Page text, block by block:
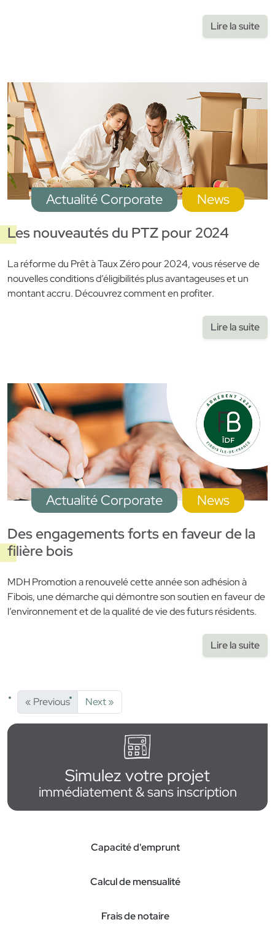
Lire la suite
Actualité Corporate News
Les nouveautés du PTZ pour 2024
La réforme du Prêt à Taux Zéro pour 2024, vous réserve de
nouvelles conditions d’éligibilités plus avantageuses et un
montant accru. Découvrez comment en profiter.
Lire la suite
Actualité Corporate News
Des engagements forts en faveur de la
filière bois
MDH Promotion a renouvelé cette année son adhésion à
Fibois, une démarche qui démontre son soutien en faveur de
l’environnement et de la qualité de vie des futurs résidents.
Lire la suite
« Previous Next »
Simulez votre projet
immédiatement & sans inscription
Capacité d'emprunt
Calcul de mensualité
Frais de notaire